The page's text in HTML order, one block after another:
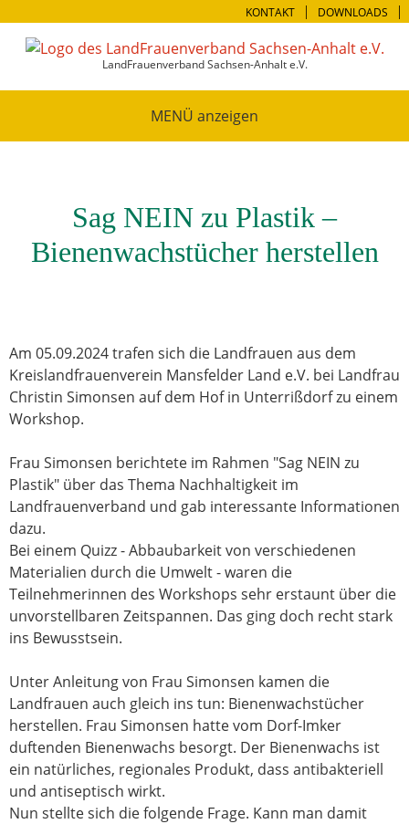
KONTAKT DOWNLOADS
LandFrauenverband Sachsen-Anhalt e.V.
MENÜ
Sag NEIN zu Plastik –
Bienenwachstücher herstellen
Am 05.09.2024 trafen sich die Landfrauen aus dem
Kreislandfrauenverein Mansfelder Land e.V. bei Landfrau
Christin Simonsen auf dem Hof in Unterrißdorf zu einem
Workshop.
Frau Simonsen berichtete im Rahmen "Sag NEIN zu
Plastik" über das Thema Nachhaltigkeit im
Landfrauenverband und gab interessante Informationen
dazu.
Bei einem Quizz - Abbaubarkeit von verschiedenen
Materialien durch die Umwelt - waren die
Teilnehmerinnen des Workshops sehr erstaunt über die
unvorstellbaren Zeitspannen. Das ging doch recht stark
ins Bewusstsein.
Unter Anleitung von Frau Simonsen kamen die
Landfrauen auch gleich ins tun: Bienenwachstücher
herstellen. Frau Simonsen hatte vom Dorf-Imker
duftenden Bienenwachs besorgt. Der Bienenwachs ist
ein natürliches, regionales Produkt, dass antibakteriell
und antiseptisch wirkt.
Nun stellte sich die folgende Frage. Kann man damit